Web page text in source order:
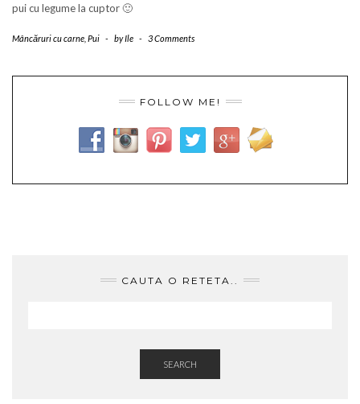
pui cu legume la cuptor 🙂
Mâncăruri cu carne Pui - byIle - 3 Comments
FOLLOW ME!
CAUTA O RETETA..
SEARCH